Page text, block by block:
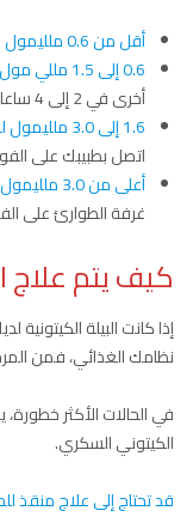
أقل من 0.6 ملليمول لكل لتر :
0.6 إلى 1.5 مللي مول لكل لتر:
أخرى في 2 إلى 4 ساعات
1.6 إلى 3.0 ملليمول لكل لتر :
اتصل بطبيبك على
أعلى من 3.0 ملليمول لكل لتر :
غرفة الطوارئ على
كيف يتم علاج
إذا كانت البيلة
نظامك الغذائي، فمن
في الحالات الأكثر
الكيتوني السكري.
قد تحتاج إلى علاج منقذ